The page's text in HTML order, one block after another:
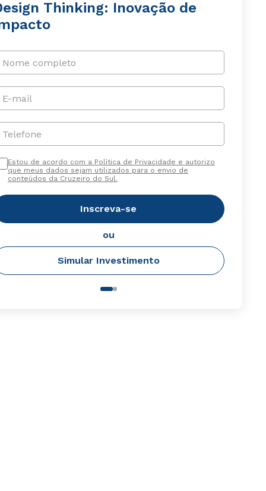
Thinking: Inovação de
Nome completo
E-mail
Telefone
Estou de acordo com a Política de Privacidade e autorizo
que meus dados sejam utilizados para o envio de
conteúdos da Cruzeiro do Sul.
Inscreva-se
ou
Simular Investimento